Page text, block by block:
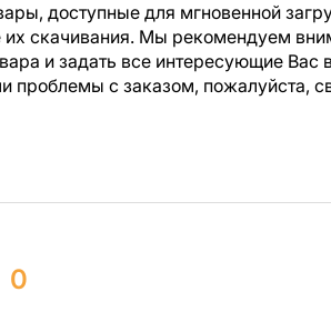
доступные для мгновенной
скачивания. Мы рекомендуем
и задать все интересующие Вас
проблемы с заказом, пожалуйста,
0